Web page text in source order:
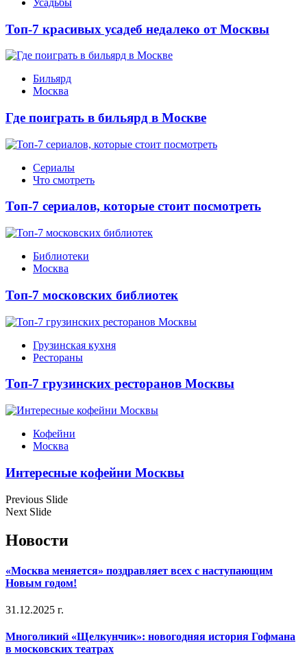
Топ-7 красивых усадеб недалеко от Москвы
Бильярд
Москва
Где поиграть в бильярд в Москве
Сериалы
Что смотреть
Топ-7 сериалов, которые стоит посмотреть
Библиотеки
Москва
Топ-7 московских библиотек
Грузинская кухня
Рестораны
Топ-7 грузинских ресторанов Москвы
Кофейни
Москва
Интересные кофейни Москвы
Previous Slide
Next Slide
Новости
«Москва меняется» поздравляет всех с наступающим
Новым годом!
31.12.2025 г.
Многоликий «Щелкунчик»: новогодняя история Гофмана
в московских театрах